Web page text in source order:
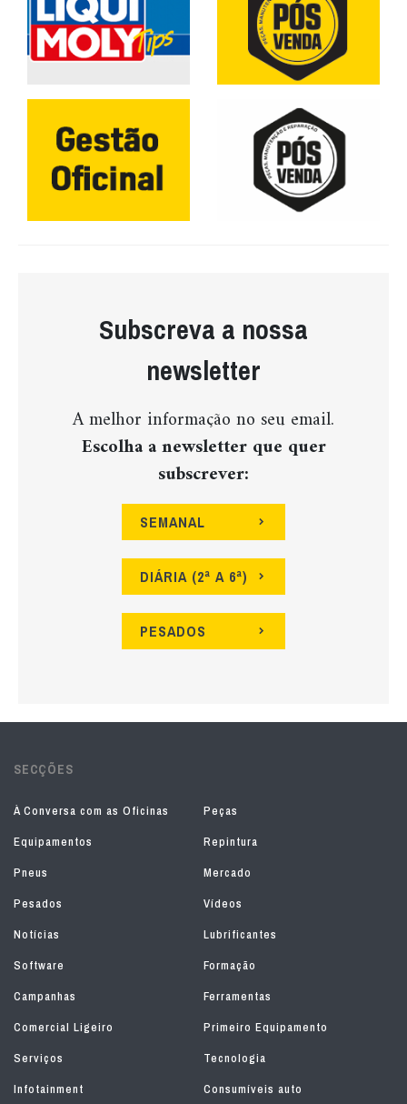
Subscreva a nossa
newsletter
A melhor informação no seu email.
Escolha a newsletter que quer
subscrever:
SEMANAL
DIÁRIA (2ª A 6ª)
PESADOS
SECÇÕES
À Conversa com as Oficinas
Peças
Equipamentos
Repintura
Pneus
Mercado
Pesados
Vídeos
Notícias
Lubrificantes
Software
Formação
Campanhas
Ferramentas
Comercial Ligeiro
Primeiro Equipamento
Serviços
Tecnologia
Infotainment
Consumíveis auto